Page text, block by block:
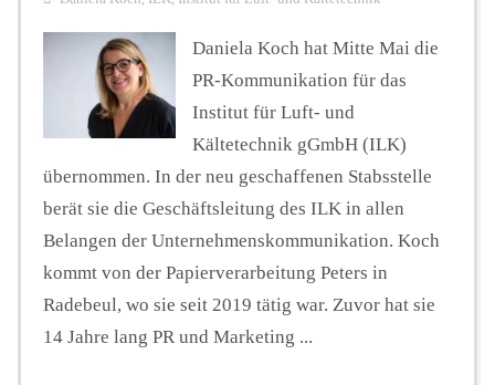
FUNKTURM-Beiträge
Podcast
Seminare
Unterstützen
Daniela Koch hat Mitte Mai die
PR-Kommunikation für das
Institut für Luft- und
Kältetechnik gGmbH (ILK)
übernommen. In der neu geschaffenen Stabsstelle
berät sie die Geschäftsleitung des ILK in allen
Belangen der Unternehmenskommunikation. Koch
kommt von der Papierverarbeitung Peters in
Radebeul, wo sie seit 2019 tätig war. Zuvor hat sie
14 Jahre lang PR und Marketing ...